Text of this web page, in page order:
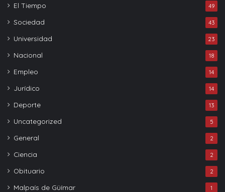
El Tiempo 49
Sociedad 43
Universidad 23
Nacional 18
Empleo 14
Jurídico 14
Deporte 13
Uncategorized 5
General 2
Ciencia 2
Obituario 2
Malpaís de Güímar 1